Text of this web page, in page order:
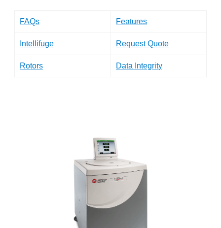
FAQs Features
Intellifuge Request Quote
Rotors Data Integrity